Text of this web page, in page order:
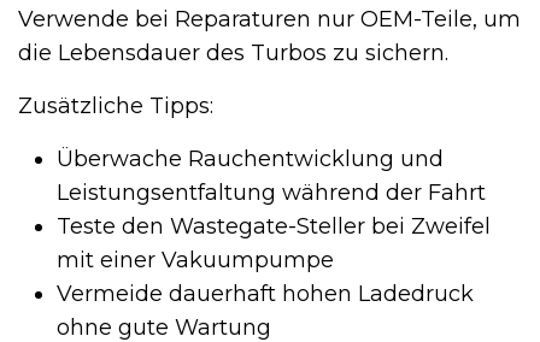
Verwende bei Reparaturen nur OEM-Teile, um
die Lebensdauer des Turbos zu sichern.
Zusätzliche Tipps:
Überwache Rauchentwicklung und
Leistungsentfaltung während der Fahrt
Teste den Wastegate-Steller bei Zweifel
mit einer Vakuumpumpe
Vermeide dauerhaft hohen Ladedruck
ohne gute Wartung